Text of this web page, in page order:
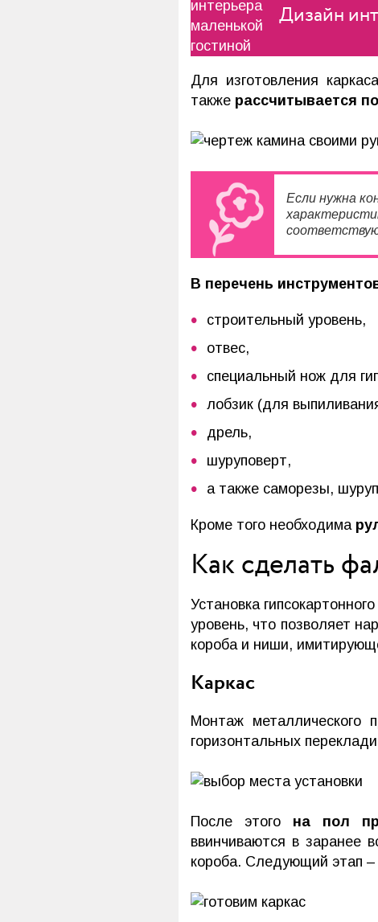
Дизайн
Для изготовления
также рассчитывается
Если нужна
В перечень
строительный уровень,
отвес,
специальный нож для
лобзик (для
дрель,
шуруповерт,
а также саморезы,
Кроме того необходима
Как сделать
Установка
уровень, что позволяет
короба и ниши,
Каркас
Монтаж металлического
горизонтальных
После этого на пол
ввинчиваются в заранее
короба. Следующий этап –